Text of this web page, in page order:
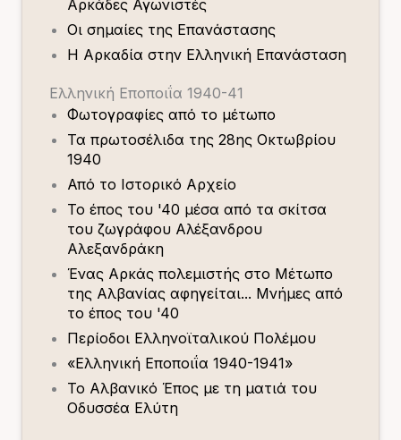
Αρκάδες Αγωνιστές
Οι σημαίες της Επανάστασης
Η Αρκαδία στην Ελληνική Επανάσταση
Ελληνική Εποποιΐα 1940-41
Φωτογραφίες από το μέτωπο
Τα πρωτοσέλιδα της 28ης Οκτωβρίου
1940
Από το Ιστορικό Αρχείο
Το έπος του '40 μέσα από τα σκίτσα
του ζωγράφου Αλέξανδρου
Αλεξανδράκη
Ένας Αρκάς πολεμιστής στο Μέτωπο
της Αλβανίας αφηγείται... Μνήμες από
το έπος του '40
Περίοδοι Ελληνοϊταλικού Πολέμου
«Ελληνική Εποποιΐα 1940-1941»
Το Αλβανικό Έπος με τη ματιά του
Οδυσσέα Ελύτη